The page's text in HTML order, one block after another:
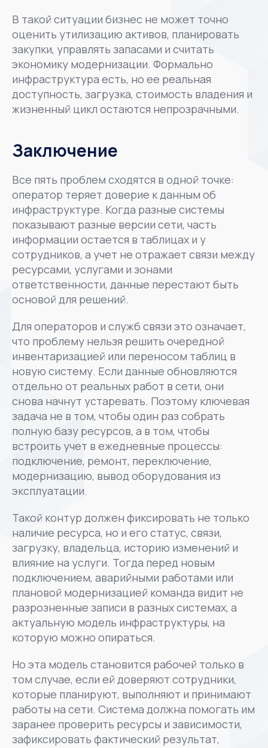
В такой ситуации бизнес не может точно
оценить утилизацию активов, планировать
закупки, управлять запасами и считать
экономику модернизации. Формально
инфраструктура есть, но ее реальная
доступность, загрузка, стоимость владения и
жизненный цикл остаются непрозрачными.
Заключение
Все пять проблем сходятся в одной точке:
оператор теряет доверие к данным об
инфраструктуре. Когда разные системы
показывают разные версии сети, часть
информации остается в таблицах и у
сотрудников, а учет не отражает связи между
ресурсами, услугами и зонами
ответственности, данные перестают быть
основой для решений.
Для операторов и служб связи это означает,
что проблему нельзя решить очередной
инвентаризацией или переносом таблиц в
новую систему. Если данные обновляются
отдельно от реальных работ в сети, они
снова начнут устаревать. Поэтому ключевая
задача не в том, чтобы один раз собрать
полную базу ресурсов, а в том, чтобы
встроить учет в ежедневные процессы:
подключение, ремонт, переключение,
модернизацию, вывод оборудования из
эксплуатации.
Такой контур должен фиксировать не только
наличие ресурса, но и его статус, связи,
загрузку, владельца, историю изменений и
влияние на услуги. Тогда перед новым
подключением, аварийными работами или
плановой модернизацией команда видит не
разрозненные записи в разных системах, а
актуальную модель инфраструктуры, на
которую можно опираться.
Но эта модель становится рабочей только в
том случае, если ей доверяют сотрудники,
которые планируют, выполняют и принимают
работы на сети. Система должна помогать им
заранее проверить ресурсы и зависимости,
зафиксировать фактический результат,